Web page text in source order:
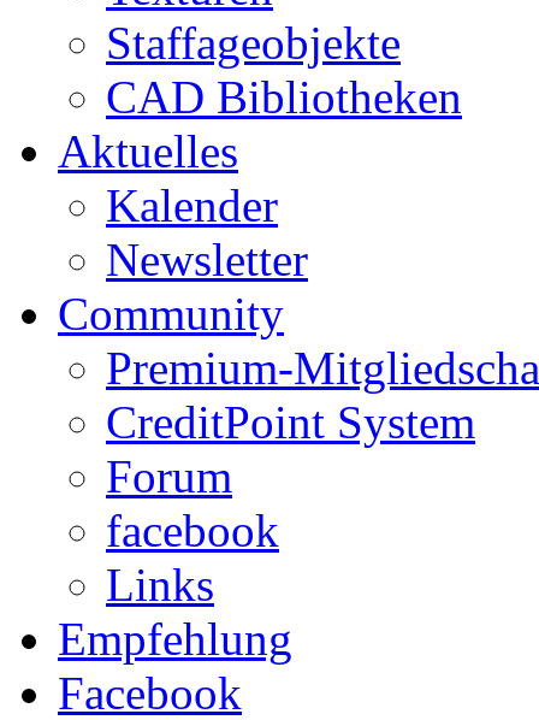
Staffageobjekte
CAD Bibliotheken
Aktuelles
Kalender
Newsletter
Community
Premium-
CreditPoint System
Forum
facebook
Links
Empfehlung
Facebook